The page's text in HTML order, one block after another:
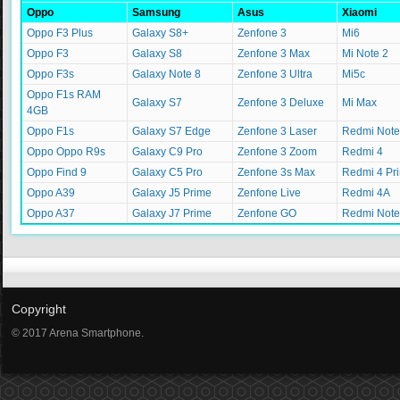
Oppo Samsung Asus
Xiaomi
Oppo F3 Plus
Galaxy S8+ Zenfone 3
Mi6
Oppo F3
Galaxy S8 Zenfone 3 Max
Mi Note 2
Oppo F3s
Galaxy Note 8 Zenfone 3 Ultra
Mi5c
Oppo F1s RAM
4GB
Galaxy S7 Zenfone 3 Deluxe Mi Max
Oppo F1s Galaxy S7 Edge Zenfone 3 Laser
Redmi
Oppo Oppo R9s
Galaxy C9 Pro Zenfone 3 Zoom
Redmi 4
Oppo Find 9
Galaxy C5 Pro Zenfone 3s Max
Redmi 4
Oppo A39
Galaxy J5 Prime Zenfone Live
Redmi 4A
Oppo A37
Galaxy J7 Prime Zenfone GO Redmi
Copyright
© 2017 Arena Smartphone.